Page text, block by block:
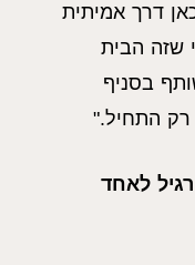
דרך אמיתית
שזה הבית
בסניף
התחיל."
לאחד